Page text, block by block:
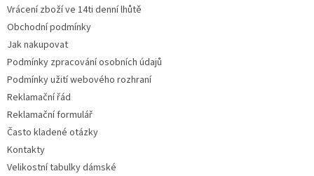
Vrácení zboží ve 14ti denní lhůtě
Obchodní podmínky
Jak nakupovat
Podmínky zpracování osobních údajů
Podmínky užití webového rozhraní
Reklamační řád
Reklamační formulář
Často kladené otázky
Kontakty
Velikostní tabulky dámské